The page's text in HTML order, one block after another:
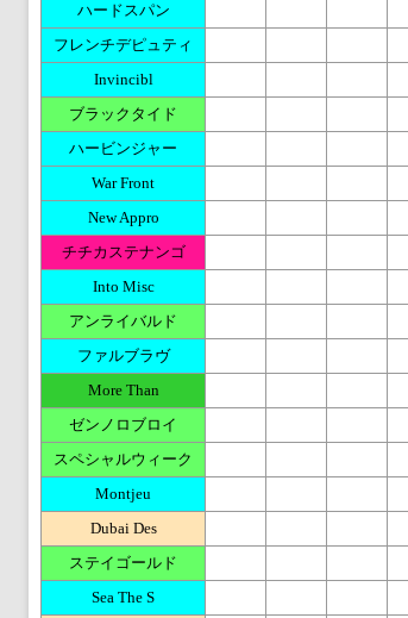
ハードスパン
フレンチデピュティ
Invincibl
ブラックタイド
ハービンジャー
War Front
New Appro
チチカステナンゴ
Into Misc
アンライバルド
ファルブラヴ
More Than
ゼンノロブロイ
スペシャルウィーク
Montjeu
Dubai Des
ステイゴールド
Sea The S